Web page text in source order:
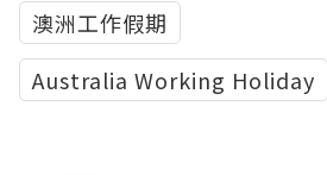
澳洲工作假期
Australia Working Holiday